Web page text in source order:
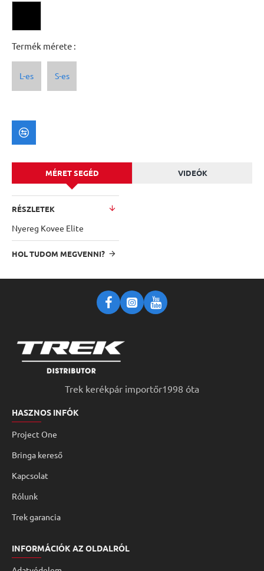
Termék mérete :
L-es S-es
MÉRET SEGÉD VIDEÓK
RÉSZLETEK
Nyereg Kovee Elite
HOL TUDOM MEGVENNI?
Trek kerékpár importőr1998 óta
HASZNOS INFÓK
Project One
Bringa kereső
Kapcsolat
Rólunk
Trek garancia
INFORMÁCIÓK AZ OLDALRÓL